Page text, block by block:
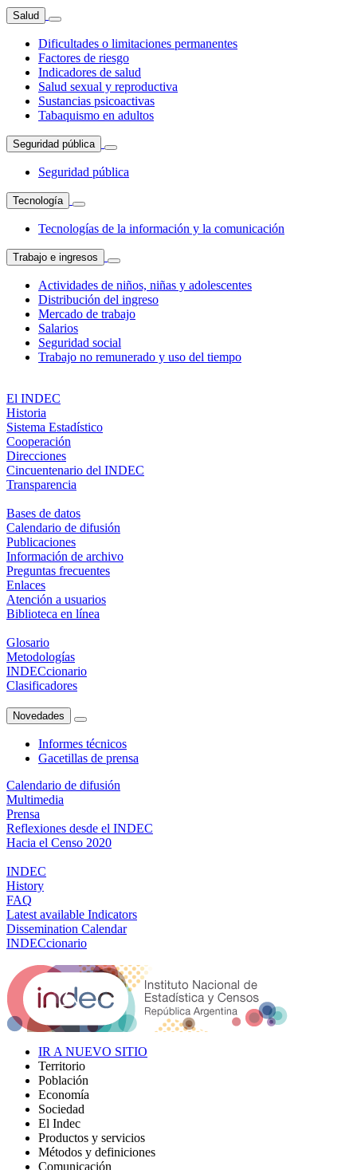
Salud
Dificultades o limitaciones permanentes
Factores de riesgo
Indicadores de salud
Salud sexual y reproductiva
Sustancias psicoactivas
Tabaquismo en adultos
Seguridad pública
Seguridad pública
Tecnología
Tecnologías de la información y la comunicación
Trabajo e ingresos
Actividades de niños, niñas y adolescentes
Distribución del ingreso
Mercado de trabajo
Salarios
Seguridad social
Trabajo no remunerado y uso del tiempo
El INDEC
Historia
Sistema Estadístico
Cooperación
Direcciones
Cincuentenario del INDEC
Transparencia
Bases de datos
Calendario de difusión
Publicaciones
Información de archivo
Preguntas frecuentes
Enlaces
Atención a usuarios
Biblioteca en línea
Glosario
Metodologías
INDECcionario
Clasificadores
Novedades
Informes técnicos
Gacetillas de prensa
Calendario de difusión
Multimedia
Prensa
Reflexiones desde el INDEC
Hacia el Censo 2020
INDEC
History
FAQ
Latest available Indicators
Dissemination Calendar
INDECcionario
IR A NUEVO SITIO
Territorio
Población
Economía
Sociedad
El Indec
Productos y servicios
Métodos y definiciones
Comunicación